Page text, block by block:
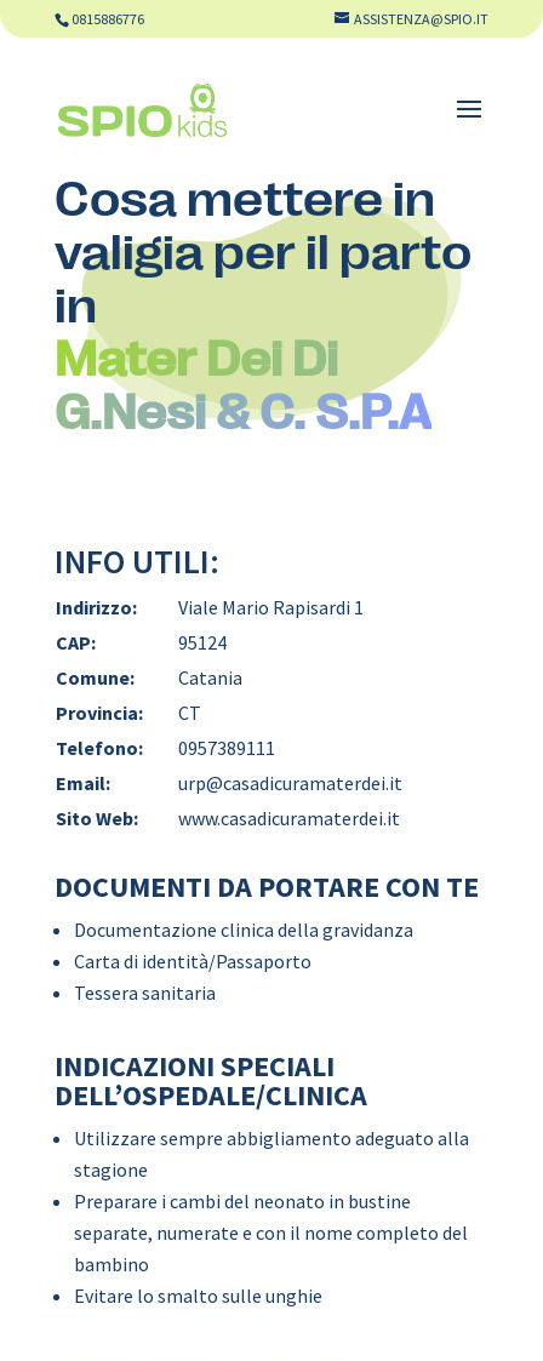
0815886776 ASSISTENZA@SPIO.IT
Cosa mettere in
valigia per il parto
in
Mater Dei Di
G.Nesi & C. S.P.A
INFO UTILI:
Indirizzo:
Viale Mario Rapisardi 1
CAP:
95124
Comune:
Catania
Provincia:
CT
Telefono:
0957389111
Email:
urp@casadicuramaterdei.it
Sito Web:
www.casadicuramaterdei.it
DOCUMENTI DA PORTARE CON TE
Documentazione clinica della gravidanza
Carta di identità/Passaporto
Tessera sanitaria
INDICAZIONI SPECIALI
DELL’OSPEDALE/CLINICA
Utilizzare sempre abbigliamento adeguato alla
stagione
Preparare i cambi del neonato in bustine
separate, numerate e con il nome completo del
bambino
Evitare lo smalto sulle unghie